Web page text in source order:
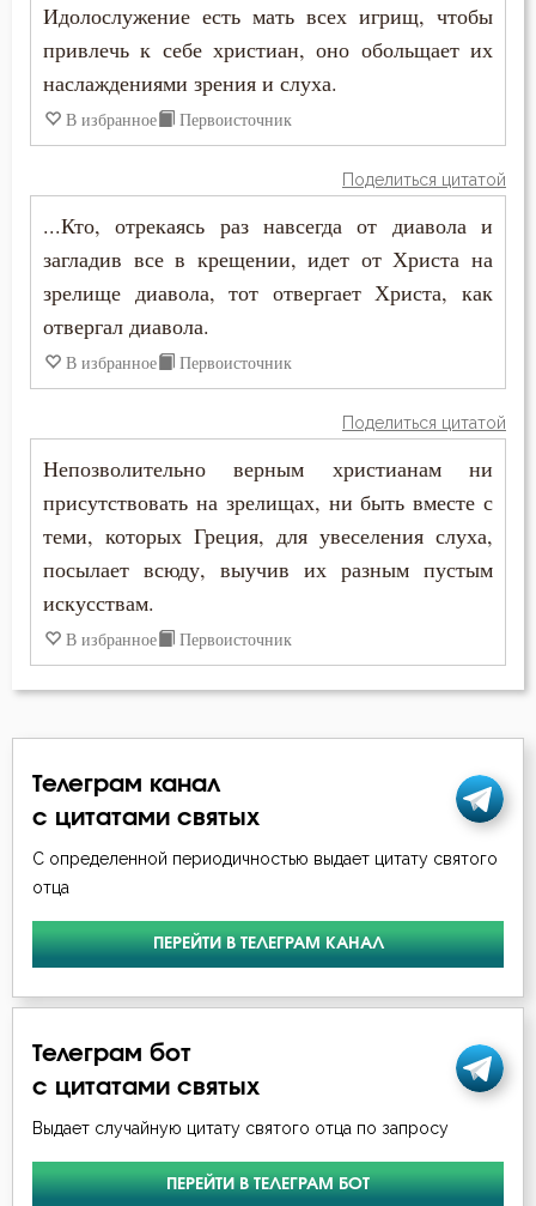
Гонение
Девство
Духовная жизнь
Ересь
Жизнь
Заповеди
Идолопоклонство
Исповедник
Исповедь
Крест
Крещение
Ложь
Любовь
Миропомазание
Молитва
Монах
Мученичество
Идолослужение есть мать всех игрищ, чтобы
привлечь к себе христиан, оно обольщает их
наслаждениями зрения и слуха.
В избранное Первоисточник
Поделиться цитатой
...Кто, отрекаясь раз навсегда от диавола и
загладив все в крещении, идет от Христа на
зрелище диавола, тот отвергает Христа, как
отвергал диавола.
В избранное Первоисточник
Поделиться цитатой
Непозволительно верным христианам ни
присутствовать на зрелищах, ни быть вместе с
теми, которых Греция, для увеселения слуха,
посылает всюду, выучив их разным пустым
искусствам.
В избранное Первоисточник
Телеграм канал
с цитатами святых
С определенной периодичностью выдает цитату святого
отца
ПЕРЕЙТИ В ТЕЛЕГРАМ КАНАЛ
Телеграм бот
с цитатами святых
Выдает случайную цитату святого отца по запросу
ПЕРЕЙТИ В ТЕЛЕГРАМ БОТ